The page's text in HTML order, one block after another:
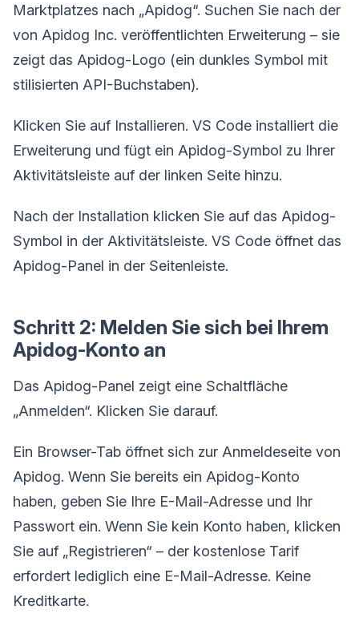
Marktplatzes nach „Apidog“. Suchen Sie nach der
von Apidog Inc. veröffentlichten Erweiterung – sie
zeigt das Apidog-Logo (ein dunkles Symbol mit
stilisierten API-Buchstaben).
Klicken Sie auf Installieren. VS Code installiert die
Erweiterung und fügt ein Apidog-Symbol zu Ihrer
Aktivitätsleiste auf der linken Seite hinzu.
Nach der Installation klicken Sie auf das Apidog-
Symbol in der Aktivitätsleiste. VS Code öffnet das
Apidog-Panel in der Seitenleiste.
Schritt 2: Melden Sie sich bei Ihrem
Apidog-Konto an
Das Apidog-Panel zeigt eine Schaltfläche
„Anmelden“. Klicken Sie darauf.
Ein Browser-Tab öffnet sich zur Anmeldeseite von
Apidog. Wenn Sie bereits ein Apidog-Konto
haben, geben Sie Ihre E-Mail-Adresse und Ihr
Passwort ein. Wenn Sie kein Konto haben, klicken
Sie auf „Registrieren“ – der kostenlose Tarif
erfordert lediglich eine E-Mail-Adresse. Keine
Kreditkarte.